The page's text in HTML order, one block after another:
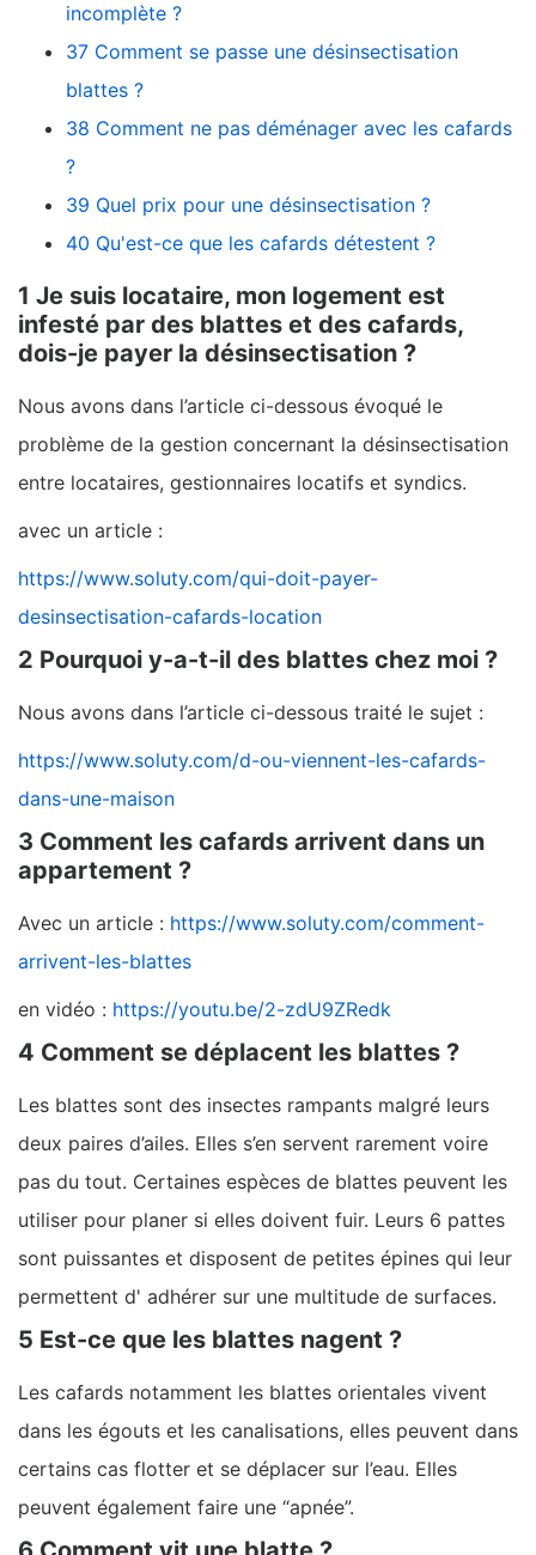
incomplète ?
37 Comment se passe une désinsectisation
blattes ?
38 Comment ne pas déménager avec les cafards
?
39 Quel prix pour une désinsectisation ?
40 Qu'est-ce que les cafards détestent ?
1 Je suis locataire, mon logement est
infesté par des blattes et des cafards,
dois-je payer la désinsectisation ?
Nous avons dans l’article ci-dessous évoqué le
problème de la gestion concernant la désinsectisation
entre locataires, gestionnaires locatifs et syndics.
avec un article :
https://www.soluty.com/qui-doit-payer-
desinsectisation-cafards-location
2 Pourquoi y-a-t-il des blattes chez moi ?
Nous avons dans l’article ci-dessous traité le sujet :
https://www.soluty.com/d-ou-viennent-les-cafards-
dans-une-maison
3 Comment les cafards arrivent dans un
appartement ?
Avec un article : https://www.soluty.com/comment-
arrivent-les-blattes
en vidéo : https://youtu.be/2-zdU9ZRedk
4 Comment se déplacent les blattes ?
Les blattes sont des insectes rampants malgré leurs
deux paires d’ailes. Elles s’en servent rarement voire
pas du tout. Certaines espèces de blattes peuvent les
utiliser pour planer si elles doivent fuir. Leurs 6 pattes
sont puissantes et disposent de petites épines qui leur
permettent d' adhérer sur une multitude de surfaces.
5 Est-ce que les blattes nagent ?
Les cafards notamment les blattes orientales vivent
dans les égouts et les canalisations, elles peuvent dans
certains cas flotter et se déplacer sur l’eau. Elles
peuvent également faire une “apnée”.